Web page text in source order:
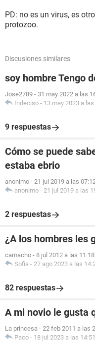
PD: no es un virus, es
protozoo.
Discusiones similares
soy hombre Tengo
Jose2789 - 31 may 2022 a las
Indeciso - 13 may 2023 a
9 respuestas
Cómo se puede
estaba ebrio
anonimo - 21 jul 2019 a las
anonimo - 21 jul 2019 a las
2 respuestas
¿A los hombres les
camacho - 8 jul 2012 a las 11:18
Sofia - 27 ago 2023 a las
82 respuestas
A mi novio le gusta
La princesa - 22 feb 2011 a las
Paco - 18 jul 2023 a las 14:51